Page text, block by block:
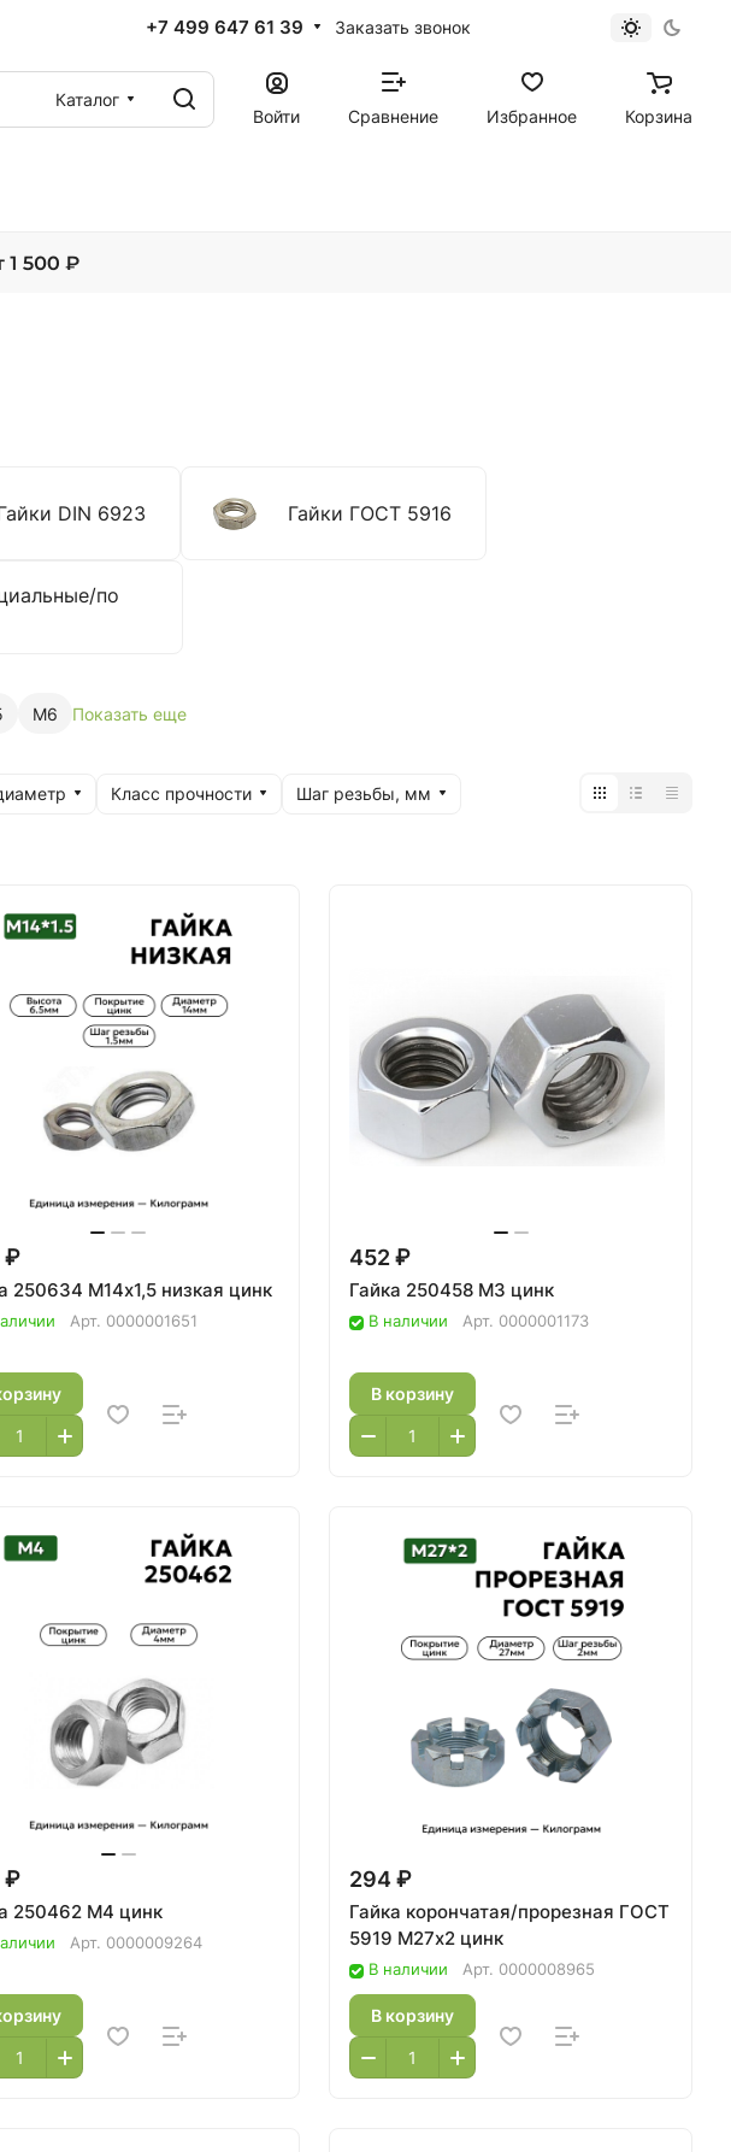
+7 499 647 61 39 Заказать звонок
Каталог
Войти
Сравнение Избранное Корзина
DIN 6923 Гайки ГОСТ 5916
по
М6 Показать еще
Класс прочности Шаг резьбы, мм
₽
250634 М14х1,5 низкая цинк
Арт. 0000001651
452 ₽
Гайка 250458 М3 цинк
В наличии Арт. 0000001173
В корзину
₽
250462 М4 цинк
Арт. 0000009264
294 ₽
Гайка корончатая/прорезная ГОСТ
5919 М27х2 цинк
В наличии Арт. 0000008965
В корзину